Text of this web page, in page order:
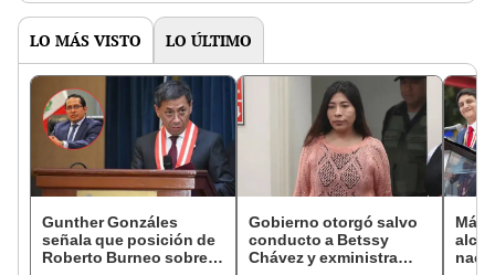
LO MÁS VISTO LO ÚLTIMO
Gunther Gonzáles
señala que posición de
Roberto Burneo sobre
Gobierno otorgó salvo
conducto a Betssy
Chávez y exministra
Más